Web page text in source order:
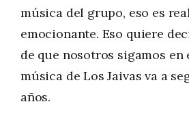
música del grupo, eso es
emocionante. Eso quiere
de que nosotros sigamos en
música de Los Jaivas va a
años.